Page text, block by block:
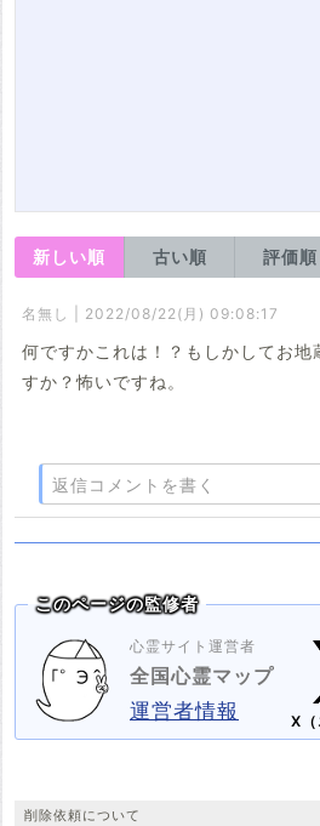
新しい順 古い順 評価順
名無し | 2022/08/22(月) 09:08:17
何ですかこれは！？もしかしてお地
すか？怖いですね。
返信コメントを書く
このページの監修者
心霊サイト運営者
全国心霊マップ
運営者情報
X（
削除依頼について